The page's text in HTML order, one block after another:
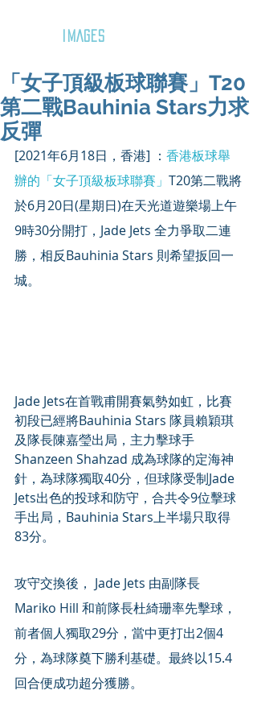
IMAGES
「女子頂級板球聯賽」T20
第二戰Bauhinia Stars力求
反彈
[2021年6月18日，香港] ： 香港板球舉
辦的「女子頂級板球聯賽」 T20第二戰將
於6月20日(星期日)在天光道遊樂場上午
9時30分開打，Jade Jets 全力爭取二連
勝，相反Bauhinia Stars 則希望扳回一
城。
Jade Jets在首戰甫開賽氣勢如虹，比賽
初段已經將Bauhinia Stars 隊員賴穎琪
及隊長陳嘉瑩出局，主力擊球手
Shanzeen Shahzad 成為球隊的定海神
針，為球隊獨取40分，但球隊受制Jade
Jets出色的投球和防守，合共令9位擊球
手出局，Bauhinia Stars上半場只取得
83分。
攻守交換後， Jade Jets 由副隊長
Mariko Hill 和前隊長杜綺珊率先擊球，
前者個人獨取29分，當中更打出2個4
分，為球隊奠下勝利基礎。最終以15.4
回合便成功超分獲勝。